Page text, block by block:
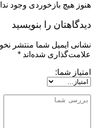
هنوز هیچ بازخوردی وجود
دیدگاهتان را بنویسید
نشانی ایمیل شما منتشر
علامت‌گذاری شده‌اند *
امتیاز شما: